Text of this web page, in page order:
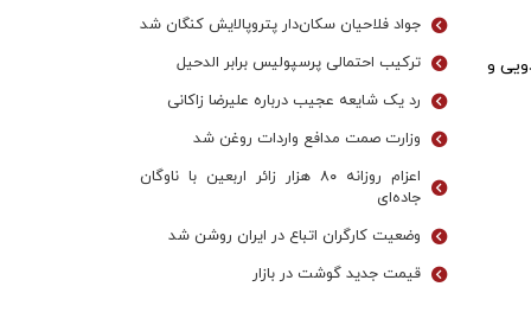
و
جواد فلاحیان سکان‌دار پتروپالایش کنگان شد
ترکیب احتمالی پرسپولیس برابر الدحیل
رد یک شایعه عجیب درباره علیرضا زاکانی
وزارت صمت مدافع واردات روغن شد
اعزام روزانه ۸۰ هزار زائر اربعین با ناوگان
جاده‌ای
وضعیت کارگران اتباع در ایران روشن شد
قیمت جدید گوشت در بازار